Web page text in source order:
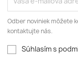
Odber noviniek môžete
kontaktujte nás.
Súhlasím s